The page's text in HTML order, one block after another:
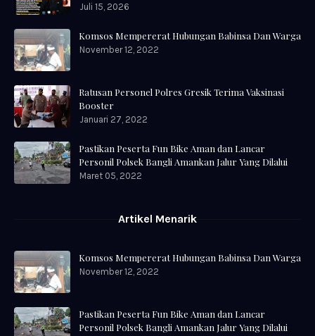
Juli 15, 2026
Komsos Mempererat Hubungan Babinsa Dan Warga
November 12, 2022
Ratusan Personel Polres Gresik Terima Vaksinasi
Booster
Januari 27, 2022
Pastikan Peserta Fun Bike Aman dan Lancar
Personil Polsek Bangli Amankan Jalur Yang Dilalui
Maret 05, 2022
Artikel Menarik
Komsos Mempererat Hubungan Babinsa Dan Warga
November 12, 2022
Pastikan Peserta Fun Bike Aman dan Lancar
Personil Polsek Bangli Amankan Jalur Yang Dilalui